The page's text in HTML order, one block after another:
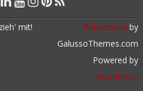
mit! RubberSoul by
GalussoThemes.com
Powered by
WordPress